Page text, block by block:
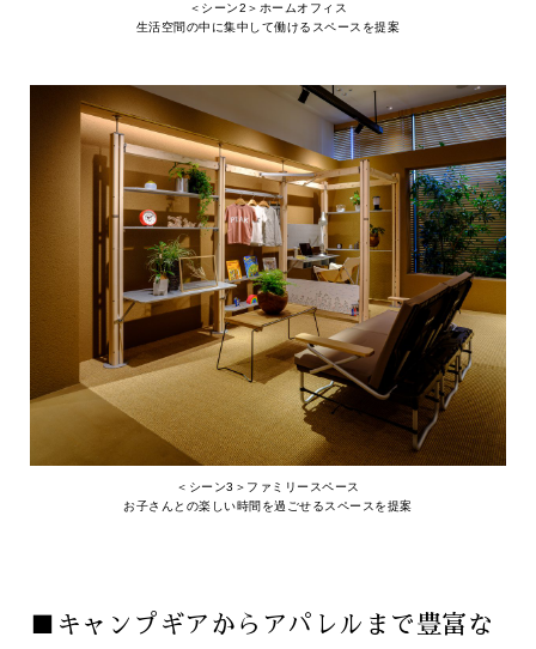
＜シーン2＞ホームオフィス
生活空間の中に集中して働けるスペースを提案
＜シーン3＞ファミリースペース
お子さんとの楽しい時間を過ごせるスペースを提案
■キャンプギアからアパレルまで豊富な